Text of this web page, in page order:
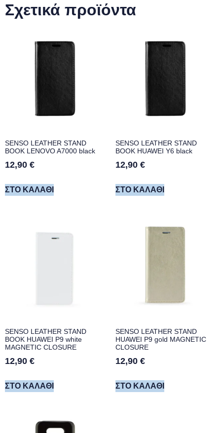
Σχετικά προϊόντα
SENSO LEATHER STAND
BOOK LENOVO A7000 black
12,90 €
ΣΤΟ ΚΑΛΆΘΙ
SENSO LEATHER STAND
BOOK HUAWEI Y6 black
12,90 €
ΣΤΟ ΚΑΛΆΘΙ
SENSO LEATHER STAND
BOOK HUAWEI P9 white
MAGNETIC CLOSURE
12,90 €
ΣΤΟ ΚΑΛΆΘΙ
SENSO LEATHER STAND
HUAWEI P9 gold MAGNETIC
CLOSURE
12,90 €
ΣΤΟ ΚΑΛΆΘΙ